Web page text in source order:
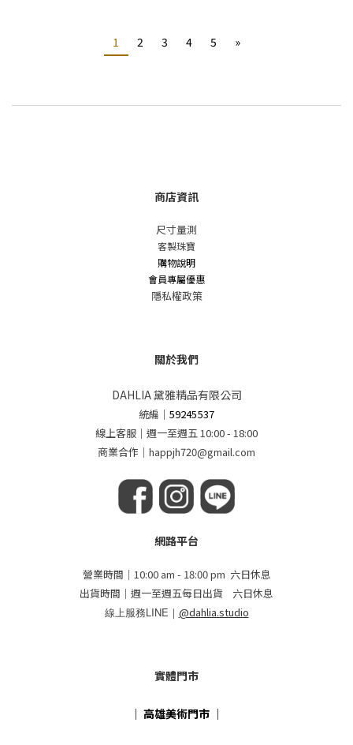
1 2 3 4 5 »
商店資訊
尺寸量測
客製珠寶
購物說明
會員專屬優惠
隱私權政策
關於我們
DAHLIA 黛雅精品有限公司
統編 ｜59245537
線上客服｜週一至週五 10:00 - 18:00
商業合作｜happjh720@gmail.com
網路平台
營業時間｜10:00 am - 18:00 pm 六日休息
出貨時間｜週一至週五每日出貨 六日休息
線上服務LINE｜ @dahlia.studio
實體門市
｜ 高雄美術門市 ｜